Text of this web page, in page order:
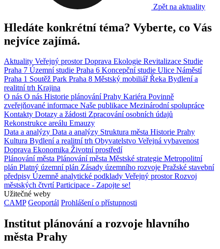
Zpět na aktuality
Hledáte konkrétní téma? Vyberte, co Vás
nejvíce zajímá.
Aktuality Veřejný prostorDoprava Ekologie Revitalizace Studie
Praha 7 Územní studie Praha 6 Koncepční studie Ulice Náměstí
Praha 1 Soutěž Park Praha 8 Městský mobiliářŘeka Bydlení a
realitní trh Krajina
O nás O nás Historie plánování Prahy Kariéra Povinně
zveřejňované informace Naše publikace Mezinárodní spolupráce
Kontakty Dotazy a žádosti Zpracování osobních údajů
Rekonstrukce areálu Emauzy
Data a analýzy Data a analýzy Struktura města Historie Prahy
Kultura Bydlení a realitní trh Obyvatelstvo Veřejná vybavenost
Doprava Ekonomika Životní prostředí
Plánování města Plánování města Městské strategie Metropolitní
plán Platný územní plán Zásady územního rozvoje Pražské stavební
předpisy Územně analytické podklady Veřejný prostorRozvoj
městských čtvrtíParticipace - Zapojte se!
Užitečné weby
CAMP Geoportál Prohlášení o přístupnosti
Institut plánování a rozvoje hlavního
města Prahy